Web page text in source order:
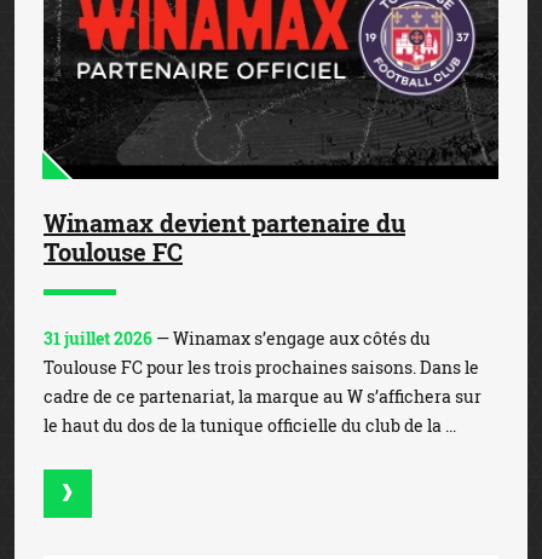
Winamax devient partenaire du
Toulouse FC
31 juillet 2026 — Winamax s’engage aux côtés du
Toulouse FC pour les trois prochaines saisons. Dans le
cadre de ce partenariat, la marque au W s’affichera sur
le haut du dos de la tunique officielle du club de la ...